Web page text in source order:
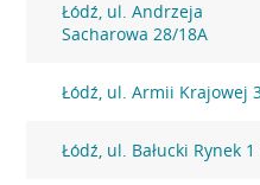
Łódź, ul. Andrzeja
Sacharowa 28/18A
Łódź, ul. Armii Krajowej
Łódź, ul. Bałucki Rynek 1